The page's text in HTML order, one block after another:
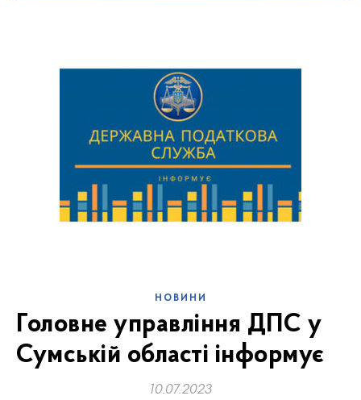
НОВИНИ
Головне управління ДПС у
Сумській області інформує
10.07.2023